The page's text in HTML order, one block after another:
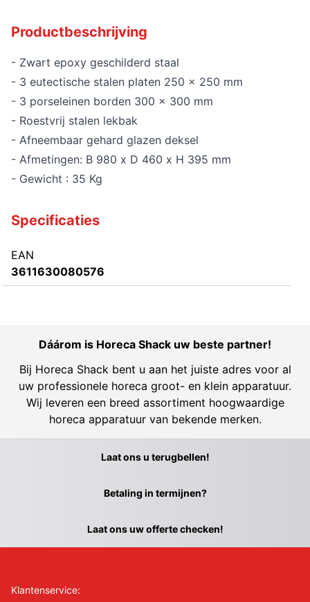
Productbeschrijving
- Zwart epoxy geschilderd staal
- 3 eutectische stalen platen 250 x 250 mm
- 3 porseleinen borden 300 x 300 mm
- Roestvrij stalen lekbak
- Afneembaar gehard glazen deksel
- Afmetingen: B 980 x D 460 x H 395 mm
- Gewicht : 35 Kg
Specificaties
EAN
3611630080576
Dáárom is Horeca Shack uw beste partner!
Bij Horeca Shack bent u aan het juiste adres voor al
uw professionele horeca groot- en klein apparatuur.
Wij leveren een breed assortiment hoogwaardige
horeca apparatuur van bekende merken.
Laat ons u terugbellen!
Betaling in termijnen?
Laat ons uw offerte checken!
Klantenservice: